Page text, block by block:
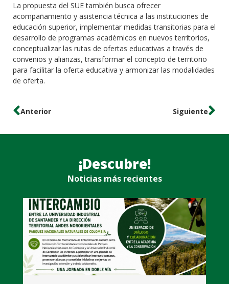
La propuesta del SUE también busca ofrecer
acompañamiento y asistencia técnica a las instituciones de
educación superior, implementar medidas transitorias para el
desarrollo de programas académicos en nuevos territorios,
conceptualizar las rutas de ofertas educativas a través de
convenios y alianzas, transformar el concepto de territorio
para facilitar la oferta educativa y armonizar las modalidades
de oferta.
Anterior Siguiente
¡Descubre!
Noticias más recientes